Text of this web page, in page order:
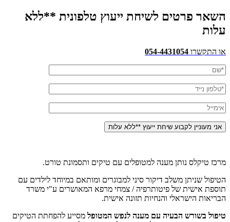
השאר פרטים לשיחת ייעוץ טלפונית **ללא
עלות
או התקשרו 054-4431054
מרכז טיקלס נותן מענה למטופלים עם טיקים ותסמונת טורט.
הטיפול שניתן משלב דיקור סיני למבוגרים ומותאם במיוחד לילדים עם
תוספת אישית של פיטותרפיה / צמחי מרפא המאושרים ע"י משרד
הבריאות הישראלי והנחיות תזונה אישית.
טיפול בשורש הבעיה עם מענה לנפש המטופל מסייע להפחתת הטיקים